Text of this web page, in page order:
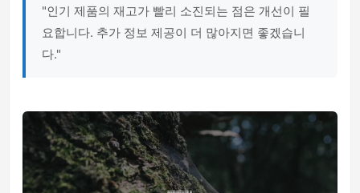
"인기 제품의 재고가 빨리 소진되는 점은 개선이 필
요합니다. 추가 정보 제공이 더 많아지면 좋겠습니
다."